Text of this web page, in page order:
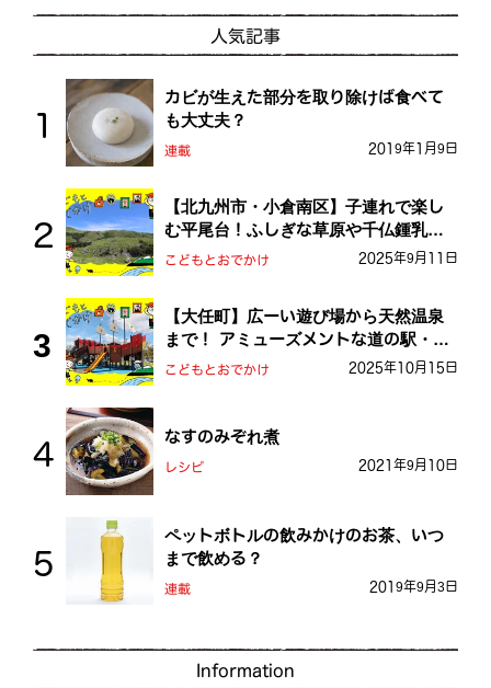
人気記事
カビが生えた部分を取り除けば食べて
も大丈夫？
連載 2019年1月9日
【北九州市・小倉南区】子連れで楽し
む平尾台！ふしぎな草原や千仏鍾乳洞
を探検しよう！
こどもとおでかけ 2025年9月11日
【大任町】広ーい遊び場から天然温泉
まで！ アミューズメントな道の駅・お
おとう桜街道
こどもとおでかけ 2025年10月15日
なすのみぞれ煮
レシピ 2021年9月10日
ペットボトルの飲みかけのお茶、いつ
まで飲める？
連載 2019年9月3日
Information